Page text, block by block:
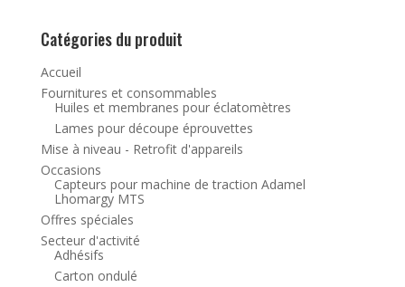
Catégories du produit
Accueil
Fournitures et consommables
Huiles et membranes pour éclatomètres
Lames pour découpe éprouvettes
Mise à niveau - Retrofit d'appareils
Occasions
Capteurs pour machine de traction Adamel
Lhomargy MTS
Offres spéciales
Secteur d'activité
Adhésifs
Carton ondulé